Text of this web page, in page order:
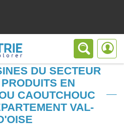
DU SECTEUR
EN
CAOUTCHOUC
VAL-